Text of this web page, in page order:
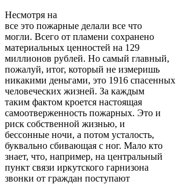
Несмотря на
все это пожарные делали все что
могли. Всего от пламени сохранено
материальных ценностей на 129
миллионов рублей. Но самый главный,
пожалуй, итог, который не измеришь
никакими деньгами, это 1916 спасенных
человеческих жизней. За каждым
таким фактом кроется настоящая
самоотверженность пожарных. Это и
риск собственной жизнью, и
бессонные ночи, а потом усталость,
буквально сбивающая с ног. Мало кто
знает, что, например, на центральный
пункт связи иркутского гарнизона
звонки от граждан поступают